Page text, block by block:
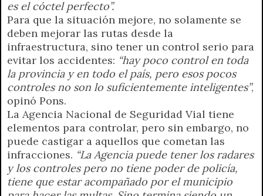
es el cóctel perfecto”.
Para que la situación mejore, no solamente se
deben mejorar las rutas desde la
infraestructura, sino tener un control serio para
evitar los accidentes: “hay poco control en toda
la provincia y en todo el país, pero esos pocos
controles no son lo suficientemente inteligentes”,
opinó Pons.
La Agencia Nacional de Seguridad Vial tiene
elementos para controlar, pero sin embargo, no
puede castigar a aquellos que cometan las
infracciones. “La Agencia puede tener los radares
y los controles pero no tiene poder de policía,
tiene que estar acompañado por el municipio